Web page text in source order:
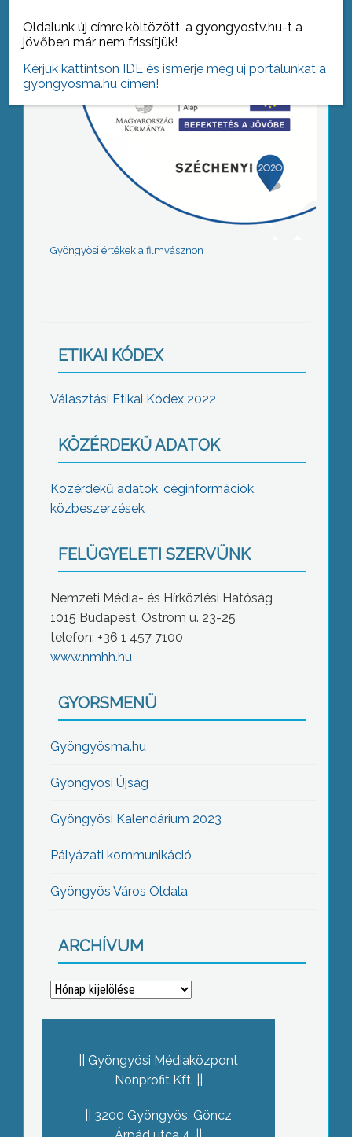
Gyöngyösi értékek a filmvásznon
ETIKAI KÓDEX
Választási Etikai Kódex 2022
KÖZÉRDEKŰ ADATOK
Közérdekű adatok, céginformációk,
közbeszerzések
FELÜGYELETI SZERVÜNK
Nemzeti Média- és Hírközlési Hatóság
1015 Budapest, Ostrom u. 23-25
telefon: +36 1 457 7100
www.nmhh.hu
GYORSMENÜ
Gyöngyösma.hu
Gyöngyösi Újság
Gyöngyösi Kalendárium 2023
Pályázati kommunikáció
Gyöngyös Város Oldala
ARCHÍVUM
Archívum
Gyöngyösi Médiaközpont
Nonprofit Kft.
3200 Gyöngyös, Göncz
Oldalunk új címre költözött, a gyongyostv.hu-t a
jövőben már nem frissítjük!
Kérjük kattintson IDE és ismerje meg új portálunkat a
gyongyosma.hu címen!